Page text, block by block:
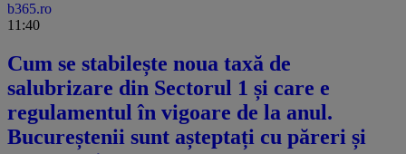
b365.ro
11:40
Cum se stabilește noua taxă de
salubrizare din Sectorul 1 și care e
regulamentul în vigoare de la anul.
Bucureștenii sunt așteptați cu păreri și